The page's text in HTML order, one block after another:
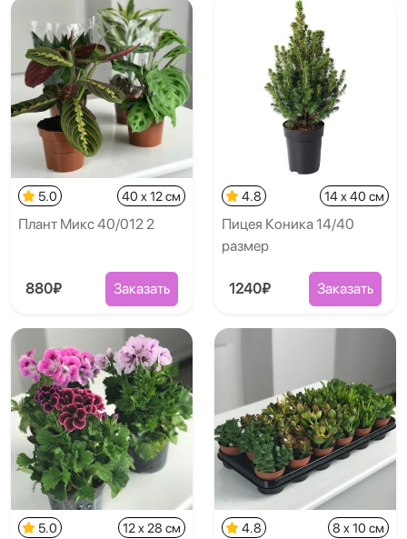
5.0 40 x 12 см
Плант Микс 40/012 2
880₽ Заказать
4.8 14 x 40 см
Пицея Коника 14/40
размер
1240₽ Заказать
5.0 12 x 28 см 4.8 8 x 10 см